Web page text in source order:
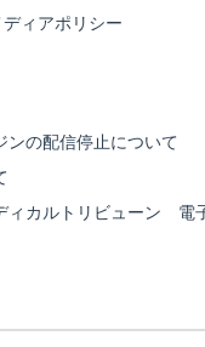
ィアポリシー
ンの配信停止について
ィカルトリビューン 電